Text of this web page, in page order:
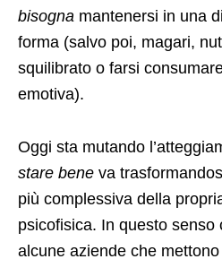
bisogna mantenersi in una
forma (salvo poi, magari,
squilibrato o farsi
emotiva).
Oggi sta mutando
stare bene va
più complessiva della
psicofisica. In questo
alcune aziende che